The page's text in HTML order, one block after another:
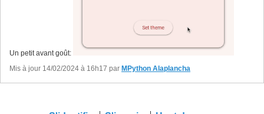
Un petit avant goût:
Mis à jour 14/02/2024 à 16h17 par MPython Alaplancha